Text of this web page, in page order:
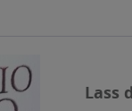
Lass